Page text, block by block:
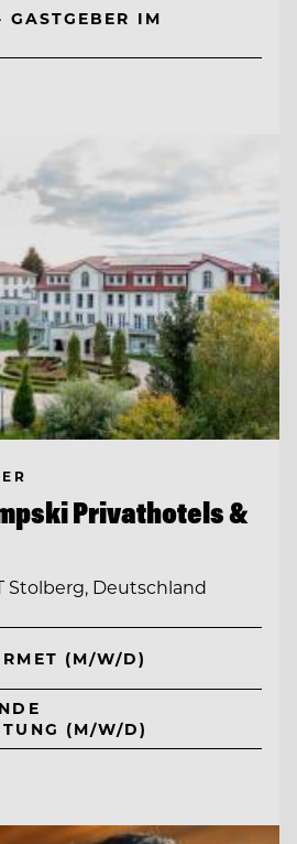
GASTGEBER IM
Privathotels &
Stolberg, Deutschland
(M/W/D)
(M/W/D)